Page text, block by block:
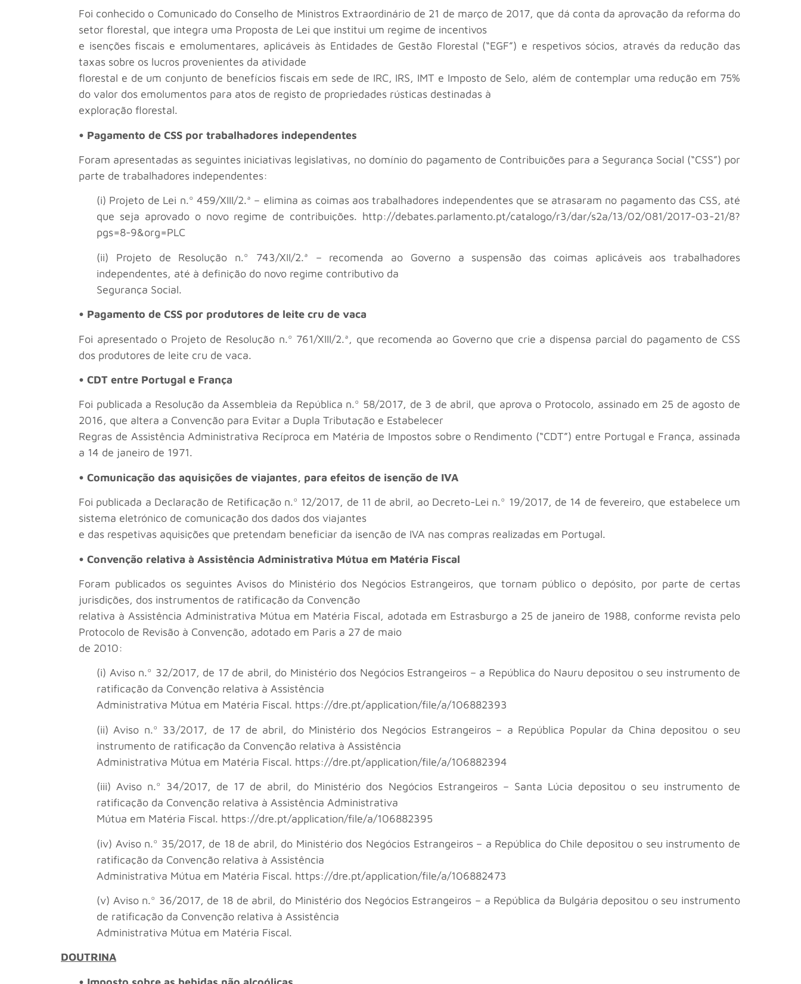
Foi conhecido o Comunicado do Conselho de Ministros Extraordinário de 21 de março de 2017, que dá conta da aprovação da reforma do
setor florestal, que integra uma Proposta de Lei que institui um regime de incentivos
e isenções fiscais e emolumentares, aplicáveis às Entidades de Gestão Florestal (“EGF”) e respetivos sócios, através da redução das
taxas sobre os lucros provenientes da atividade
florestal e de um conjunto de benefícios fiscais em sede de IRC, IRS, IMT e Imposto de Selo, além de contemplar uma redução em 75%
do valor dos emolumentos para atos de registo de propriedades rústicas destinadas à
exploração florestal.
• Pagamento de CSS por trabalhadores independentes
Foram apresentadas as seguintes iniciativas legislativas, no domínio do pagamento de Contribuições para a Segurança Social (“CSS”) por
parte de trabalhadores independentes:
(i) Projeto de Lei n.º 459/XIII/2.ª – elimina as coimas aos trabalhadores independentes que se atrasaram no pagamento das CSS, até
que seja aprovado o novo regime de contribuições. http://debates.parlamento.pt/catalogo/r3/dar/s2a/13/02/081/2017-03-21/8?
pgs=8-9&org=PLC
(ii) Projeto de Resolução n.º 743/XII/2.ª – recomenda ao Governo a suspensão das coimas aplicáveis aos trabalhadores
independentes, até à definição do novo regime contributivo da
Segurança Social.
• Pagamento de CSS por produtores de leite cru de vaca
Foi apresentado o Projeto de Resolução n.º 761/XIII/2.ª, que recomenda ao Governo que crie a dispensa parcial do pagamento de CSS
dos produtores de leite cru de vaca.
• CDT entre Portugal e França
Foi publicada a Resolução da Assembleia da República n.º 58/2017, de 3 de abril, que aprova o Protocolo, assinado em 25 de agosto de
2016, que altera a Convenção para Evitar a Dupla Tributação e Estabelecer
Regras de Assistência Administrativa Recíproca em Matéria de Impostos sobre o Rendimento (“CDT”) entre Portugal e França, assinada
a 14 de janeiro de 1971.
• Comunicação das aquisições de viajantes, para efeitos de isenção de IVA
Foi publicada a Declaração de Retificação n.º 12/2017, de 11 de abril, ao Decreto-Lei n.º 19/2017, de 14 de fevereiro, que estabelece um
sistema eletrónico de comunicação dos dados dos viajantes
e das respetivas aquisições que pretendam beneficiar da isenção de IVA nas compras realizadas em Portugal.
• Convenção relativa à Assistência Administrativa Mútua em Matéria Fiscal
Foram publicados os seguintes Avisos do Ministério dos Negócios Estrangeiros, que tornam público o depósito, por parte de certas
jurisdições, dos instrumentos de ratificação da Convenção
relativa à Assistência Administrativa Mútua em Matéria Fiscal, adotada em Estrasburgo a 25 de janeiro de 1988, conforme revista pelo
Protocolo de Revisão à Convenção, adotado em Paris a 27 de maio
de 2010:
(i) Aviso n.º 32/2017, de 17 de abril, do Ministério dos Negócios Estrangeiros – a República do Nauru depositou o seu instrumento de
ratificação da Convenção relativa à Assistência
Administrativa Mútua em Matéria Fiscal. https://dre.pt/application/file/a/106882393
(ii) Aviso n.º 33/2017, de 17 de abril, do Ministério dos Negócios Estrangeiros – a República Popular da China depositou o seu
instrumento de ratificação da Convenção relativa à Assistência
Administrativa Mútua em Matéria Fiscal. https://dre.pt/application/file/a/106882394
(iii) Aviso n.º 34/2017, de 17 de abril, do Ministério dos Negócios Estrangeiros – Santa Lúcia depositou o seu instrumento de
ratificação da Convenção relativa à Assistência Administrativa
Mútua em Matéria Fiscal. https://dre.pt/application/file/a/106882395
(iv) Aviso n.º 35/2017, de 18 de abril, do Ministério dos Negócios Estrangeiros – a República do Chile depositou o seu instrumento de
ratificação da Convenção relativa à Assistência
Administrativa Mútua em Matéria Fiscal. https://dre.pt/application/file/a/106882473
(v) Aviso n.º 36/2017, de 18 de abril, do Ministério dos Negócios Estrangeiros – a República da Bulgária depositou o seu instrumento
de ratificação da Convenção relativa à Assistência
Administrativa Mútua em Matéria Fiscal.
DOUTRINA